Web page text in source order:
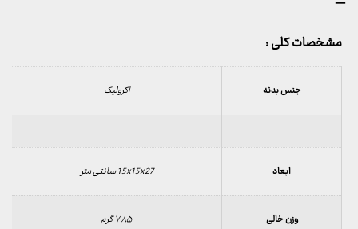
289,900 تومان
تا
مشخصات کلی :
جنس بدنه اکرولیک
ابعاد 15x15x27 سانتی متر
وزن خالی ۷۸۵ گرم